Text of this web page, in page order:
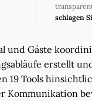
schlagen
und Gäste
erstellt
19 Tools
Kommunikation